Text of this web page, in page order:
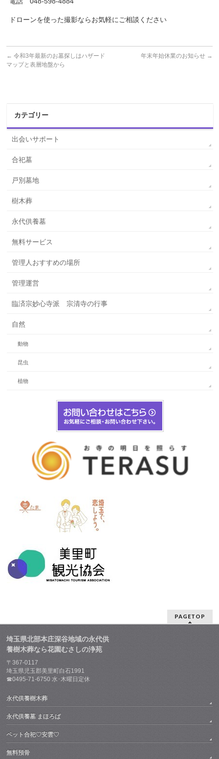
ドローンを使った撮影ならお気軽にご相談ください
← 令和3年最新のお墓探しはハザード
マップと表層地盤から
年末年始休業のお知らせ →
カテゴリー
出会いサポート
合祀墓
戸別墓地
樹木葬
永代供養墓
無料サービス
管理人おすすめの場所
管理運営
臨済宗妙心寺派 宗清寺の行事
自然
動物
昆虫
植物
PAGETOP
埼玉県北部本庄深谷地域の永代供
養樹木葬なら花園むさしの浄苑
〒367-0117
埼玉県児玉郡美里町白石1991
☎0495-71-6750 水･木曜日定休
永代供養樹木葬
永代供養墓 まほろば
ペット合祀♡安雲♡
無料預骨